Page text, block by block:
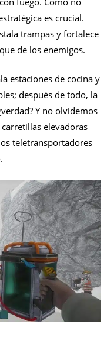
es crucial.
trampas y fortalece
de los enemigos.
estaciones de cocina y
después de todo, la
Y no olvidemos
elevadoras
teletransportadores